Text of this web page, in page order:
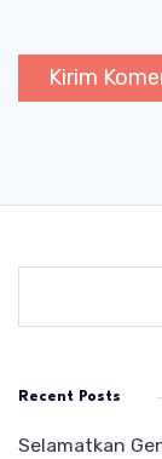
Recent Posts
Selamatkan